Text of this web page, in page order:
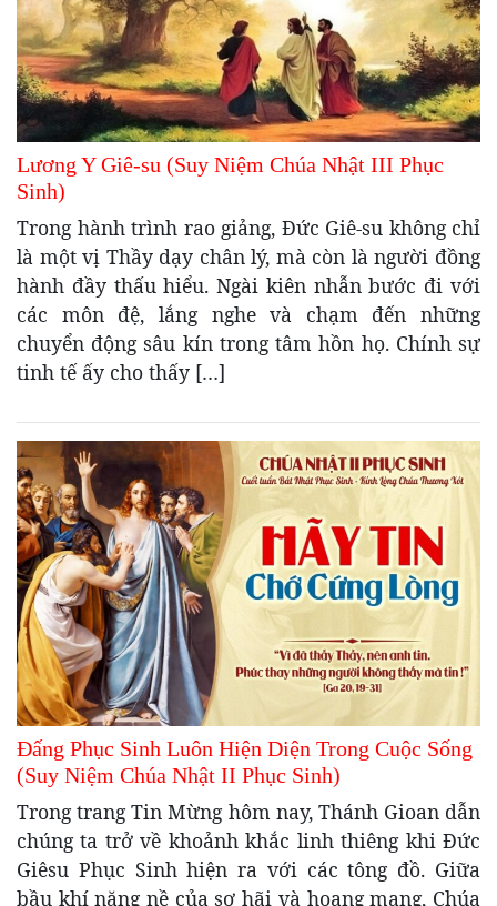
Lương Y Giê-su (Suy Niệm Chúa Nhật III Phục
Sinh)
Trong hành trình rao giảng, Đức Giê-su không chỉ
là một vị Thầy dạy chân lý, mà còn là người đồng
hành đầy thấu hiểu. Ngài kiên nhẫn bước đi với
các môn đệ, lắng nghe và chạm đến những
chuyển động sâu kín trong tâm hồn họ. Chính sự
tinh tế ấy cho thấy […]
Đấng Phục Sinh Luôn Hiện Diện Trong Cuộc Sống
(Suy Niệm Chúa Nhật II Phục Sinh)
Trong trang Tin Mừng hôm nay, Thánh Gioan dẫn
chúng ta trở về khoảnh khắc linh thiêng khi Đức
Giêsu Phục Sinh hiện ra với các tông đồ. Giữa
bầu khí nặng nề của sợ hãi và hoang mang, Chúa